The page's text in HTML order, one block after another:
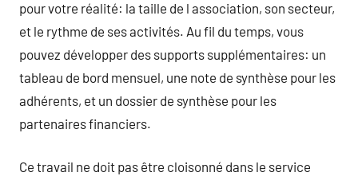
pour votre réalité: la taille de l association, son secteur,
et le rythme de ses activités. Au fil du temps, vous
pouvez développer des supports supplémentaires: un
tableau de bord mensuel, une note de synthèse pour les
adhérents, et un dossier de synthèse pour les
partenaires financiers.
Ce travail ne doit pas être cloisonné dans le service